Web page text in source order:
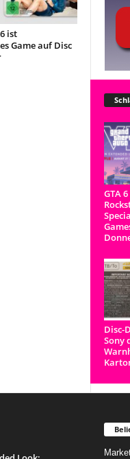
ist
Game auf Disc
GTA
Disc-
Sony